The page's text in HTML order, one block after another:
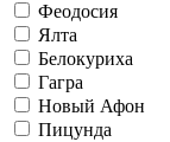
Феодосия
Ялта
Белокуриха
Гагра
Новый Афон
Пицунда